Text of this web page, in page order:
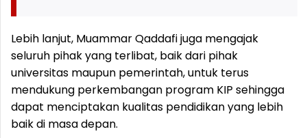
Lebih lanjut, Muammar Qaddafi juga mengajak
seluruh pihak yang terlibat, baik dari pihak
universitas maupun pemerintah, untuk terus
mendukung perkembangan program KIP sehingga
dapat menciptakan kualitas pendidikan yang lebih
baik di masa depan.